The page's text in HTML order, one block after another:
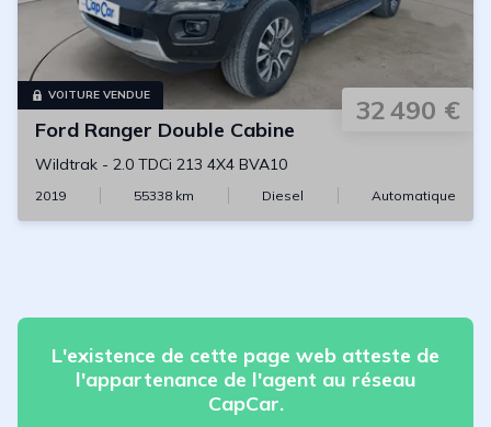
VOITURE VENDUE 32 490 €
Ford Ranger Double Cabine
Wildtrak - 2.0 TDCi 213 4X4 BVA10
2019 55338 km Diesel Automatique
L'existence de cette page web atteste de
l'appartenance de l'agent au réseau
CapCar.